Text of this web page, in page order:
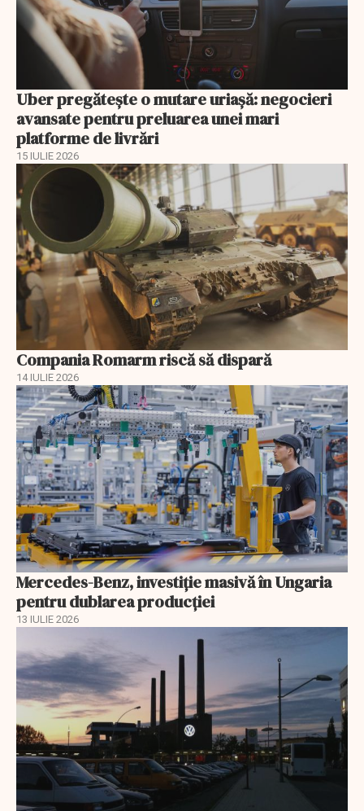
Uber pregătește o mutare uriașă: negocieri
avansate pentru preluarea unei mari
platforme de livrări
15 IULIE 2026
Compania Romarm riscă să dispară
14 IULIE 2026
Mercedes-Benz, investiție masivă în Ungaria
pentru dublarea producției
13 IULIE 2026